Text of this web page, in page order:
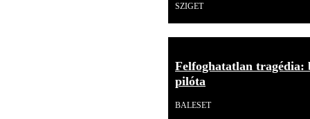
SZIGET
Felfoghatatlan tragédia:
pilóta
BALESET